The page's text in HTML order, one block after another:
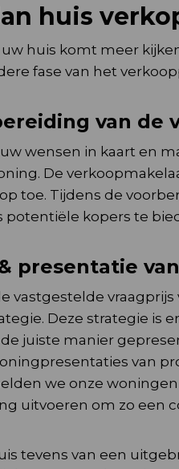
huis
huis komt meer
fase van het
van de
wensen in kaart en
De
toe. Tijdens de
potentiële kopers te
presentatie
vastgestelde
Deze strategie is
juiste manier
van
we onze
uitvoeren om zo een
tevens van een